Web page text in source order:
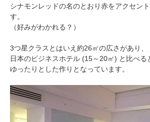
シナモンレッドの名のとおり赤をアクセン
す。
（好みがわかれる？）
3つ星クラスとはいえ約26㎡の広さがあり、
日本のビジネスホテル (15～20㎡) と比べる
ゆったりとした作りとなっています。